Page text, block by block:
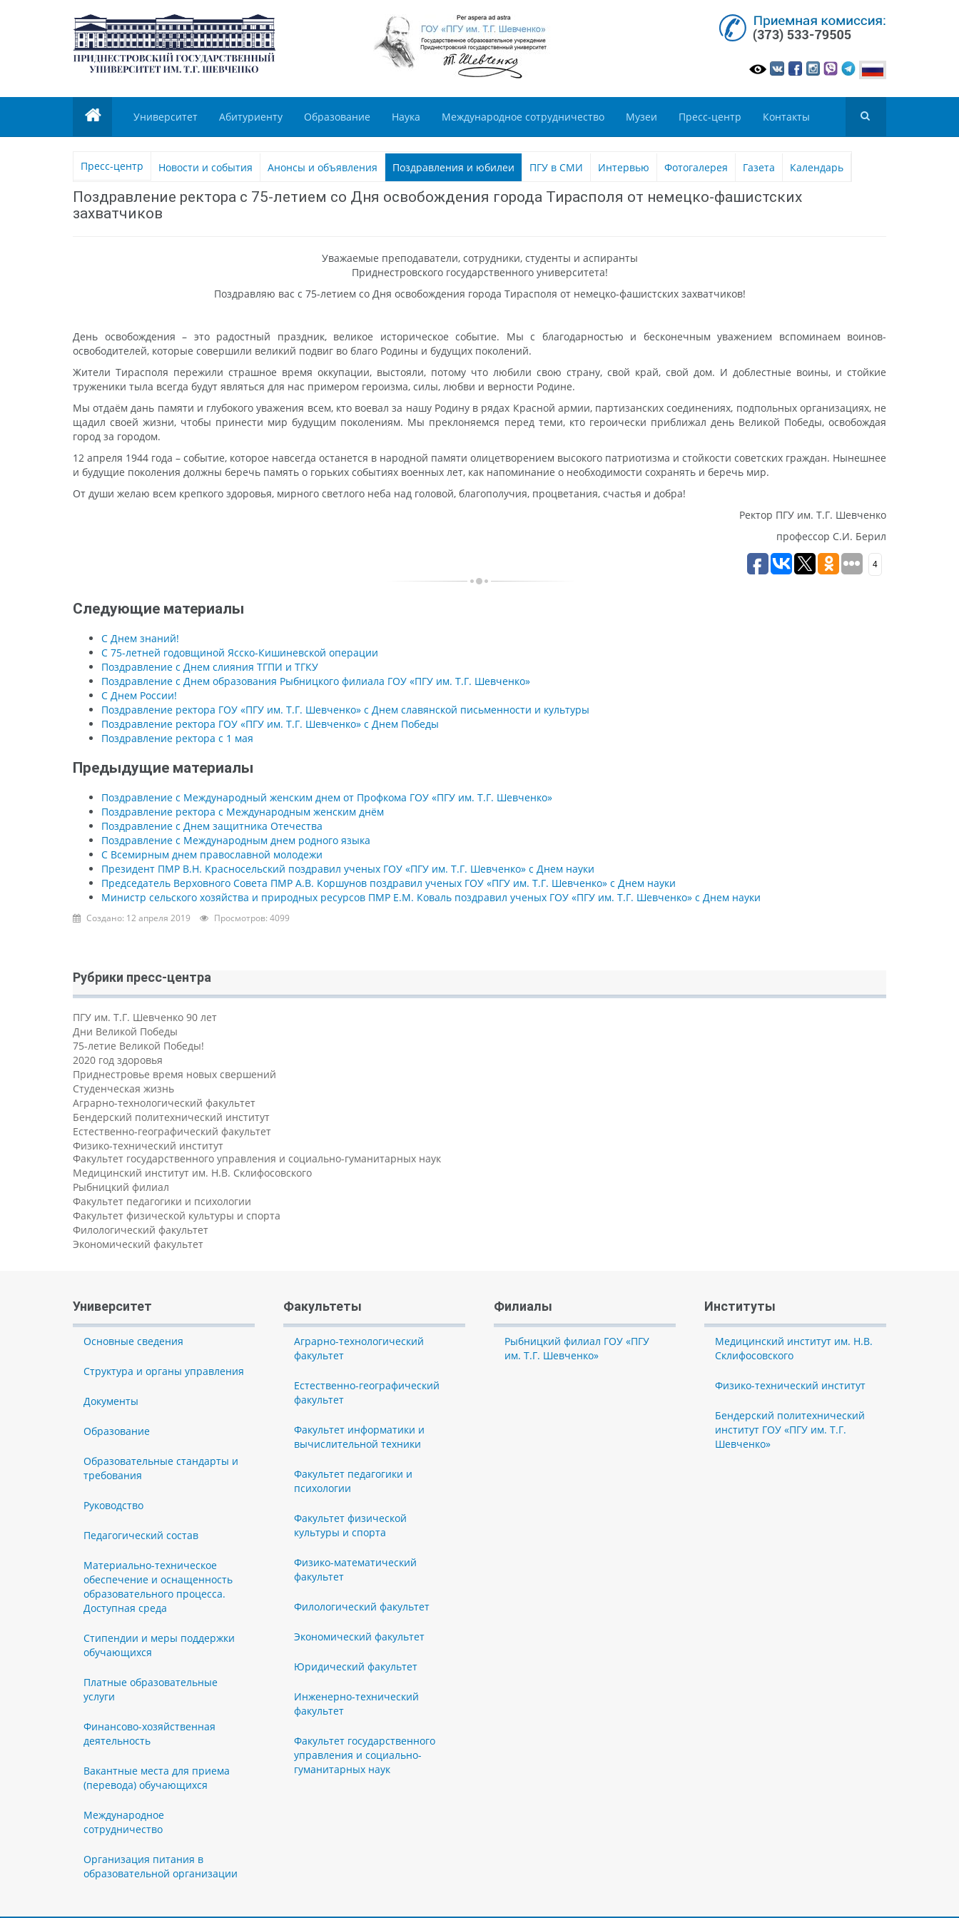
Университет Абитуриенту Образование Наука Международное сотрудничество Музеи Пресс-центр Контакты
Пресс-центр Новости и события Анонсы и объявления Поздравления и юбилеи ПГУ в СМИ Интервью Фотогалерея Газета Календарь
Поздравление ректора с 75-летием со Дня освобождения города Тирасполя от немецко-фашистских
захватчиков
Уважаемые преподаватели, сотрудники, студенты и аспиранты
Приднестровского государственного университета!
Поздравляю вас с 75-летием со Дня освобождения города Тирасполя от немецко-фашистских захватчиков!
День освобождения – это радостный праздник, великое историческое событие. Мы с благодарностью и бесконечным уважением вспоминаем воинов-
освободителей, которые совершили великий подвиг во благо Родины и будущих поколений.
Жители Тирасполя пережили страшное время оккупации, выстояли, потому что любили свою страну, свой край, свой дом. И доблестные воины, и стойкие
труженики тыла всегда будут являться для нас примером героизма, силы, любви и верности Родине.
Мы отдаём дань памяти и глубокого уважения всем, кто воевал за нашу Родину в рядах Красной армии, партизанских соединениях, подпольных организациях, не
щадил своей жизни, чтобы принести мир будущим поколениям. Мы преклоняемся перед теми, кто героически приближал день Великой Победы, освобождая
город за городом.
12 апреля 1944 года – событие, которое навсегда останется в народной памяти олицетворением высокого патриотизма и стойкости советских граждан. Нынешнее
и будущие поколения должны беречь память о горьких событиях военных лет, как напоминание о необходимости сохранять и беречь мир.
От души желаю всем крепкого здоровья, мирного светлого неба над головой, благополучия, процветания, счастья и добра!
Ректор ПГУ им. Т.Г. Шевченко
профессор С.И. Берил
4
Следующие материалы
С Днем знаний!
С 75-летней годовщиной Ясско-Кишиневской операции
Поздравление с Днем слияния ТГПИ и ТГКУ
Поздравление с Днем образования Рыбницкого филиала ГОУ «ПГУ им. Т.Г. Шевченко»
С Днем России!
Поздравление ректора ГОУ «ПГУ им. Т.Г. Шевченко» с Днем славянской письменности и культуры
Поздравление ректора ГОУ «ПГУ им. Т.Г. Шевченко» с Днем Победы
Поздравление ректора с 1 мая
Предыдущие материалы
Поздравление с Международный женским днем от Профкома ГОУ «ПГУ им. Т.Г. Шевченко»
Поздравление ректора с Международным женским днём
Поздравление с Днем защитника Отечества
Поздравление с Международным днем родного языка
С Всемирным днем православной молодежи
Президент ПМР В.Н. Красносельский поздравил ученых ГОУ «ПГУ им. Т.Г. Шевченко» с Днем науки
Председатель Верховного Совета ПМР А.В. Коршунов поздравил ученых ГОУ «ПГУ им. Т.Г. Шевченко» с Днем науки
Министр сельского хозяйства и природных ресурсов ПМР Е.М. Коваль поздравил ученых ГОУ «ПГУ им. Т.Г. Шевченко» с Днем науки
Создано: 12 апреля 2019 Просмотров: 4099
Рубрики пресс-центра
ПГУ им. Т.Г. Шевченко 90 лет
Дни Великой Победы
75-летие Великой Победы!
2020 год здоровья
Приднестровье время новых свершений
Студенческая жизнь
Аграрно-технологический факультет
Бендерский политехнический институт
Естественно-географический факультет
Физико-технический институт
Факультет государственного управления и социально-гуманитарных наук
Медицинский институт им. Н.В. Склифосовского
Рыбницкий филиал
Факультет педагогики и психологии
Факультет физической культуры и спорта
Филологический факультет
Экономический факультет
Университет
Основные сведения
Структура и органы управления
Документы
Образование
Образовательные стандарты и
требования
Руководство
Педагогический состав
Материально-техническое
обеспечение и оснащенность
образовательного процесса.
Доступная среда
Стипендии и меры поддержки
обучающихся
Платные образовательные
услуги
Финансово-хозяйственная
деятельность
Вакантные места для приема
(перевода) обучающихся
Международное
сотрудничество
Организация питания в
образовательной организации
Факультеты
Аграрно-технологический
факультет
Естественно-географический
факультет
Факультет информатики и
вычислительной техники
Факультет педагогики и
психологии
Факультет физической
культуры и спорта
Физико-математический
факультет
Филологический факультет
Экономический факультет
Юридический факультет
Инженерно-технический
факультет
Факультет государственного
управления и социально-
гуманитарных наук
Филиалы
Рыбницкий филиал ГОУ «ПГУ
им. Т.Г. Шевченко»
Институты
Медицинский институт им. Н.В.
Склифосовского
Физико-технический институт
Бендерский политехнический
институт ГОУ «ПГУ им. Т.Г.
Шевченко»